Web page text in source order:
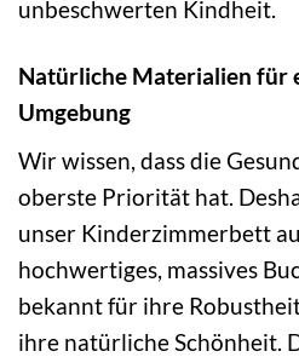
unbeschwerten Kindheit.
Natürliche Materialien für
Umgebung
Wir wissen, dass die
oberste Priorität hat.
unser Kinderzimmerbett
hochwertiges, massives
bekannt für ihre
ihre natürliche Schönheit.